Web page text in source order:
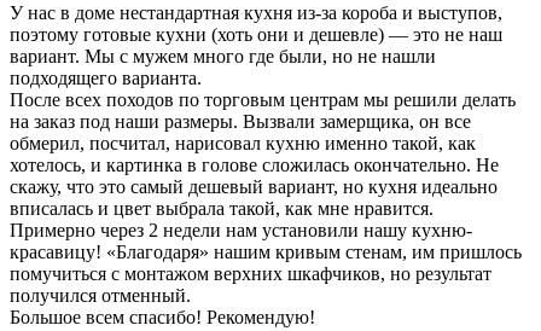
У нас в доме нестандартная кухня из-за короба и выступов,
поэтому готовые кухни (хоть они и дешевле) — это не наш
вариант. Мы с мужем много где были, но не нашли
подходящего варианта.
После всех походов по торговым центрам мы решили делать
на заказ под наши размеры. Вызвали замерщика, он все
обмерил, посчитал, нарисовал кухню именно такой, как
хотелось, и картинка в голове сложилась окончательно. Не
скажу, что это самый дешевый вариант, но кухня идеально
вписалась и цвет выбрала такой, как мне нравится.
Примерно через 2 недели нам установили нашу кухню-
красавицу! «Благодаря» нашим кривым стенам, им пришлось
помучиться с монтажом верхних шкафчиков, но результат
получился отменный.
Большое всем спасибо! Рекомендую!